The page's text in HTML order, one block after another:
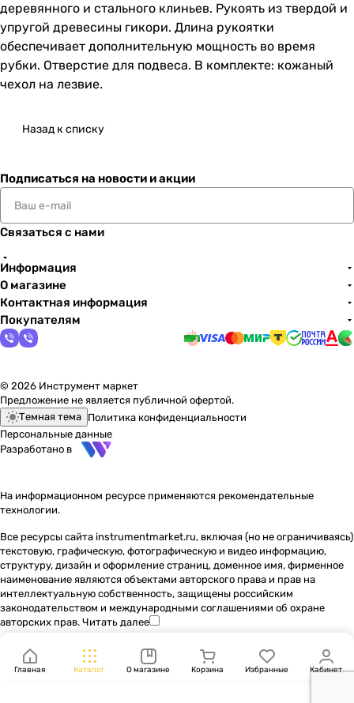
деревянного и стального клиньев. Рукоять из твердой и
упругой древесины гикори. Длина рукоятки
обеспечивает дополнительную мощность во время
рубки. Отверстие для подвеса. В комплекте: кожаный
чехол на лезвие.
Назад к списку
Подписаться на новости и акции
Связаться с нами
Информация
О магазине
Контактная информация
Покупателям
© 2026 Инструмент маркет
Предложение не является публичной офертой.
Темная тема Политика конфиденциальности
Персональные данные
Разработано в
На информационном ресурсе применяются рекомендательные
технологии.
Все ресурсы сайта instrumentmarket.ru, включая (но не ограничиваясь)
текстовую, графическую, фотографическую и видео информацию,
структуру, дизайн и оформление страниц, доменное имя, фирменное
наименование являются объектами авторского права и прав на
интеллектуальную собственность, защищены российским
законодательством и международными соглашениями об охране
авторских прав. Читать далее
Главная Каталог О магазине Корзина Избранные Кабинет